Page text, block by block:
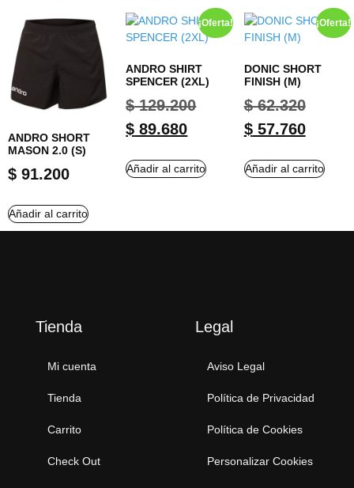
ANDRO SHORT
MASON 2.0 (S)
$ 91.200
Añadir al carrito
¡Oferta!
ANDRO SHIRT
SPENCER (2XL)
$129.200
$ 89.680
Añadir al carrito
¡Oferta!
DONIC SHORT
FINISH (M)
$62.320
$57.760
Añadir al carrito
Tienda
Mi cuenta
Tienda
Carrito
Check Out
Legal
Aviso Legal
Política de Privacidad
Política de Cookies
Personalizar Cookies